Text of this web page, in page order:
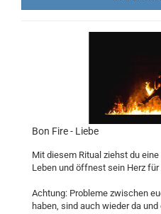
Bon Fire - Liebe
Mit diesem Ritual ziehst du
Leben und öffnest sein Herz für
Achtung: Probleme zwischen
haben, sind auch wieder da